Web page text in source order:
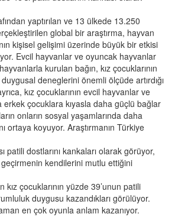
yaptırılan ve 13 ülkede 13.250
global bir araştırma, hayvan
kişisel gelişimi üzerinde büyük bir etkisi
Evcil hayvanlar ve oyuncak hayvanlar
kurulan bağın, kız çocuklarının
deneglerini önemli ölçüde artırdığı
kız çocuklarının evcil hayvanlar ve
erkek çocuklara kıyasla daha güçlü bağlar
onların sosyal yaşamlarında daha
ortaya koyuyor. Araştırmanın Türkiye
patili dostlarını kankaları olarak görüyor,
geçirmenin kendilerini mutlu ettiğini
çocuklarının yüzde 39’unun patili
duygusu kazandıkları görülüyor.
en çok oyunla anlam kazanıyor.